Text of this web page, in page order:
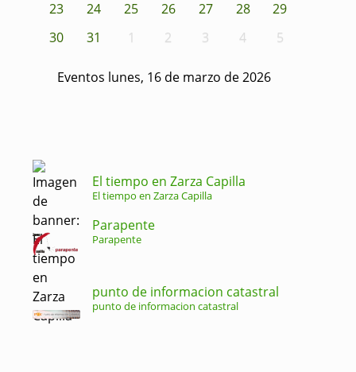
23
24 25 26 27 28
29
30
31 1 2 3 4 5
Eventos lunes, 16 de marzo de 2026
El tiempo en Zarza Capilla
El tiempo en Zarza Capilla
Parapente
Parapente
punto de informacion catastral
punto de informacion catastral